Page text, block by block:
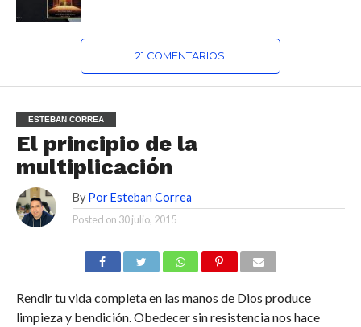
21 COMENTARIOS
ESTEBAN CORREA
El principio de la
multiplicación
By Por Esteban Correa
Posted on 30 julio, 2015
Rendir tu vida completa en las manos de Dios produce
limpieza y bendición. Obedecer sin resistencia nos hace